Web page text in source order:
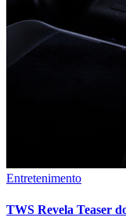
Entretenimento
TWS Revela Teaser